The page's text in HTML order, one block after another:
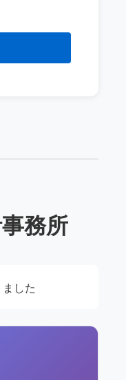
務所
した